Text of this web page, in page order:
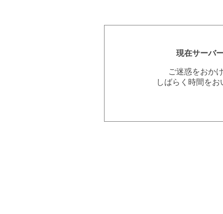
現在サーバ
ご迷惑をおか
しばらく時間を